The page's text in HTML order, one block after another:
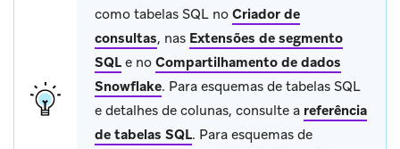
como tabelas SQL no Criador de
consultas, nas Extensões de segmento
SQL e no Compartilhamento de dados
Snowflake. Para esquemas de tabelas SQL
e detalhes de colunas, consulte a referência
de tabelas SQL. Para esquemas de